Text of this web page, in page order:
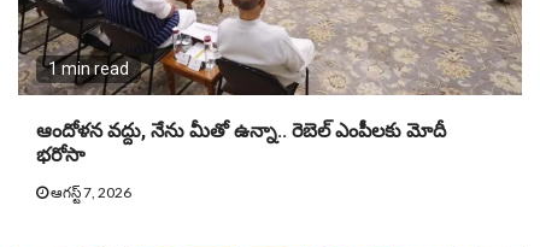
1 min read
ఆందోళన వద్దు, నేను మీతో ఉన్నా.. రెబెల్ ఎంపీలకు మోదీ
భరోసా
ఆగస్ట్ 7, 2026